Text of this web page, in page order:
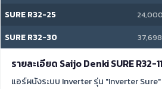
SURE R32-25 24,000
SURE R32-30 37,698
รายละเอียด Saijo Denki SURE R32-
แอร์ผนังระบบ Inverter รุ่น "Inverter